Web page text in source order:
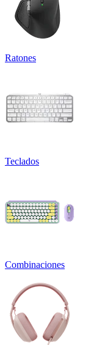
Ratones
Teclados
Combinaciones